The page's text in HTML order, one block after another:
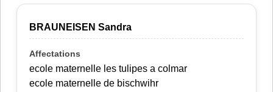
BRAUNEISEN Sandra
ecole maternelle les tulipes a colmar
ecole maternelle de bischwihr